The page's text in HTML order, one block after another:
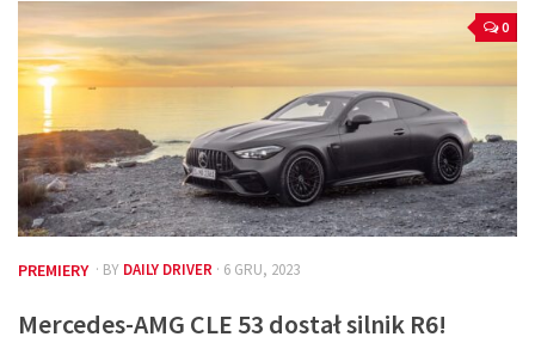
Kalkulatory
Przelicznik mocy
Auto z niemiec
Galerie
0
PREMIERY · BY DAILY DRIVER · 6 GRU, 2023
Mercedes-AMG CLE 53 dostał silnik R6!